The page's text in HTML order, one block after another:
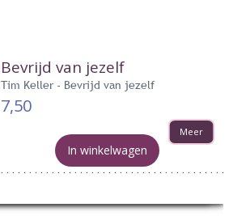
Bevrijd van jezelf
Tim Keller - Bevrijd van jezelf
7,50
Meer
In winkelwagen